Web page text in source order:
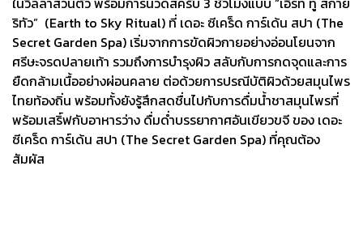
ริทัว” (Earth to Sky Ritual) ที่ เดอะ ซีเคร็ด การ์เด้น สปา (The
Secret Garden Spa) เริ่มจากการขัดผิวกายอย่างอ่อนโยนจาก
ศรีษะจรดปลายเท้า รวมถึงการบำรุงผิว สลับกับการกดจุดและการ
ยืดกล้ามเนื้ออย่างผ่อนคลาย ต่อด้วยการปรณีบัติผิวด้วยสมุนไพร
ไทยท้องถิ่น พร้อมทั้งยังรู้สึกสดชื่นไปกับการดื่มน้ำชาสมุนไพรที่
พร้อมเสริ์ฟกับอาหารว่าง ดื่มด่ำบรรยากาศอันเขียวขจี ของ เดอะ
ซีเคร็ด การ์เด้น สปา (The Secret Garden Spa) ที่คุณต้อง
สัมผัส